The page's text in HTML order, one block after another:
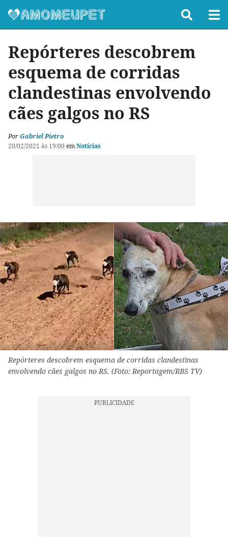
Repórteres descobrem
esquema de corridas
clandestinas envolvendo
cães galgos no RS
PorGabriel Pietro
20/02/2021 às 19:00 emNotícias
Repórteres descobrem esquema de corridas clandestinas
envolvendo cães galgos no RS. (Foto: Reportagem/RBS TV)